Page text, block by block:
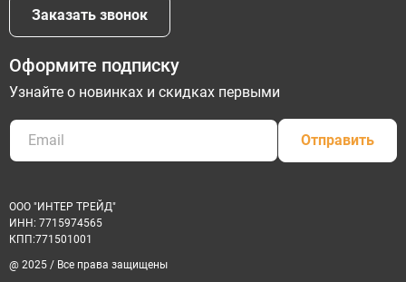
Заказать звонок
Оформите подписку
Узнайте о новинках и скидках первыми
Отправить
ООО "ИНТЕР ТРЕЙД"
ИНН: 7715974565
КПП:771501001
@ 2025 / Все права защищены